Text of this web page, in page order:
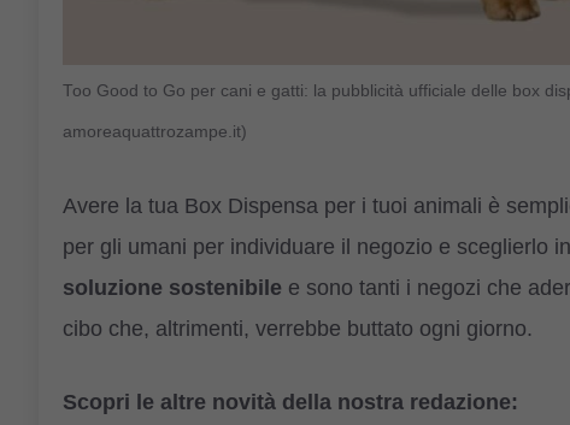
Too Good to Go per cani e gatti: la pubblicità ufficiale delle box
amoreaquattrozampe.it)
Avere la tua Box Dispensa per i tuoi animali è
per gli umani per individuare il negozio e sceglierlo
soluzione sostenibile e sono tanti i negozi che
cibo che, altrimenti, verrebbe buttato ogni giorno.
Scopri le altre novità della nostra redazione: